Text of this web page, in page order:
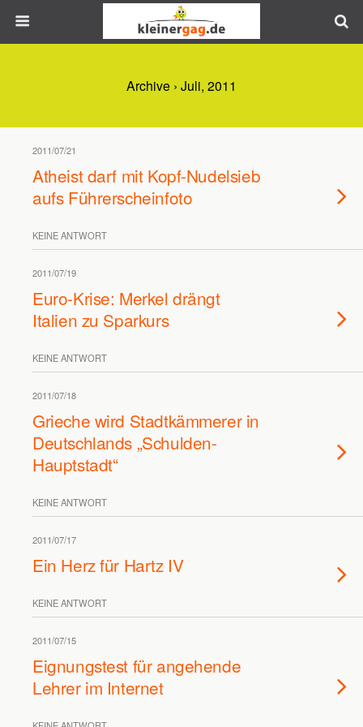
Archive › Juli, 2011
2011/07/21
Atheist darf mit Kopf-Nudelsieb
aufs Führerscheinfoto
KEINE ANTWORT
2011/07/19
Euro-Krise: Merkel drängt
Italien zu Sparkurs
KEINE ANTWORT
2011/07/18
Grieche wird Stadtkämmerer in
Deutschlands „Schulden-
Hauptstadt“
KEINE ANTWORT
2011/07/17
Ein Herz für Hartz IV
KEINE ANTWORT
2011/07/15
Eignungstest für angehende
Lehrer im Internet